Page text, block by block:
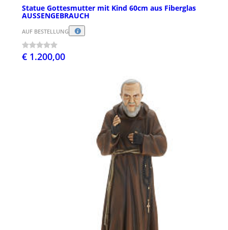
Statue Gottesmutter mit Kind 60cm aus Fiberglas
AUSSENGEBRAUCH
AUF BESTELLUNG
€ 1.200,00